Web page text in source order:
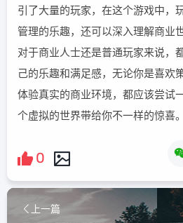
引了大量的玩家，在这个游戏中，
管理的乐趣，还可以深入理解商业
对于商业人士还是普通玩家来说，
己的乐趣和满足感，无论你是喜欢
体验真实的商业环境，都应该尝试
个虚拟的世界带给你不一样的惊喜。
0
上一篇